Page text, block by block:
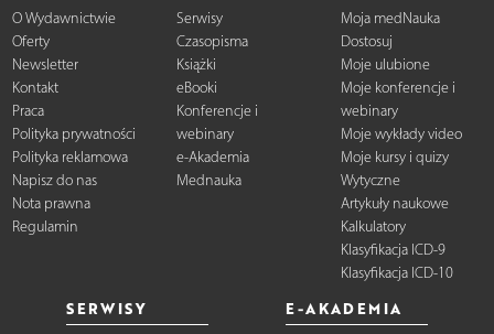
O Wydawnictwie
Oferty
Newsletter
Kontakt
Praca
Polityka prywatności
Polityka reklamowa
Napisz do nas
Nota prawna
Regulamin
Serwisy
Czasopisma
Książki
eBooki
Konferencje i
webinary
e-Akademia
Mednauka
Moja medNauka
Dostosuj
Moje ulubione
Moje konferencje i
webinary
Moje wykłady video
Moje kursy i quizy
Wytyczne
Artykuły naukowe
Kalkulatory
Klasyfikacja ICD-9
Klasyfikacja ICD-10
SERWISY E-AKADEMIA